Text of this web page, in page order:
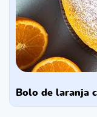
bolo de laranja